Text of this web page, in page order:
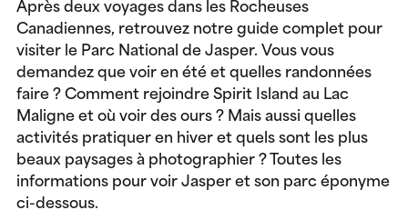
Après deux voyages dans les Rocheuses
Canadiennes, retrouvez notre guide complet pour
visiter le Parc National de Jasper. Vous vous
demandez que voir en été et quelles randonnées
faire ? Comment rejoindre Spirit Island au Lac
Maligne et où voir des ours ? Mais aussi quelles
activités pratiquer en hiver et quels sont les plus
beaux paysages à photographier ? Toutes les
informations pour voir Jasper et son parc éponyme
ci-dessous.